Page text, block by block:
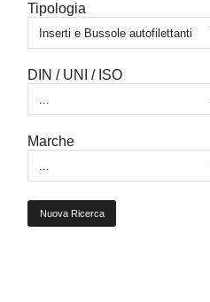
Tipologia
DIN / UNI / ISO
Marche
Nuova Ricerca